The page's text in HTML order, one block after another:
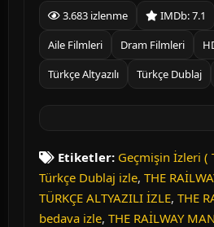
3.683 izlenme IMDb: 7.1
Aile Filmleri
Dram Filmleri
Türkçe Altyazılı
Türkçe Dublaj
Etiketler: Geçmişin İzleri (
Türkçe Dublaj izle, THE
TÜRKÇE ALTYAZILI İZLE, THE
bedava izle, THE RAİLWAY